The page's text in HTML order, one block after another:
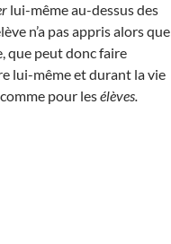
lui-même au-dessus des
n’a pas appris alors que
que peut donc faire
lui-même et durant la vie
comme pour lesélèves.